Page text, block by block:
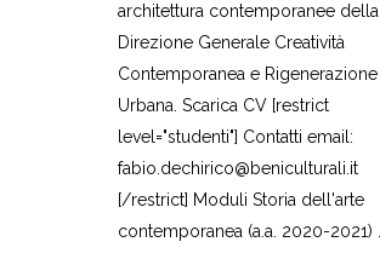
architettura contemporanee della
Direzione Generale Creatività
Contemporanea e Rigenerazione
Urbana. Scarica CV [restrict
level="studenti"] Contatti email:
fabio.dechirico@beniculturali.it
[/restrict] Moduli Storia dell'arte
contemporanea (a.a. 2020-2021) ...